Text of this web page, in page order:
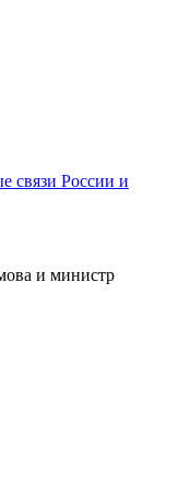
связи России и
и министр